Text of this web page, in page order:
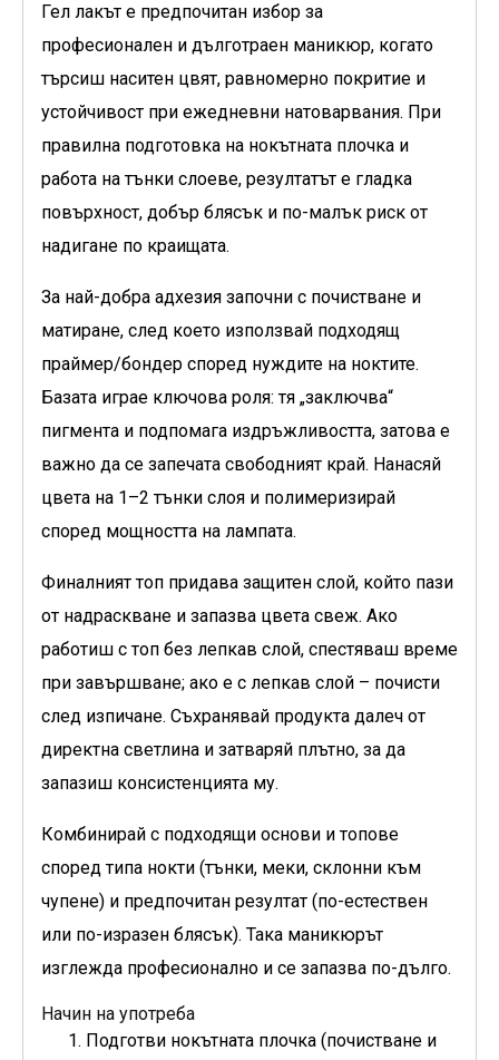
Гел лакът е предпочитан избор за
професионален и дълготраен маникюр, когато
търсиш наситен цвят, равномерно покритие и
устойчивост при ежедневни натоварвания. При
правилна подготовка на нокътната плочка и
работа на тънки слоеве, резултатът е гладка
повърхност, добър блясък и по-малък риск от
надигане по краищата.
За най-добра адхезия започни с почистване и
матиране, след което използвай подходящ
праймер/бондер според нуждите на ноктите.
Базата играе ключова роля: тя „заключва“
пигмента и подпомага издръжливостта, затова е
важно да се запечата свободният край. Нанасяй
цвета на 1–2 тънки слоя и полимеризирай
според мощността на лампата.
Финалният топ придава защитен слой, който пази
от надраскване и запазва цвета свеж. Ако
работиш с топ без лепкав слой, спестяваш време
при завършване; ако е с лепкав слой – почисти
след изпичане. Съхранявай продукта далеч от
директна светлина и затваряй плътно, за да
запазиш консистенцията му.
Комбинирай с подходящи основи и топове
според типа нокти (тънки, меки, склонни към
чупене) и предпочитан резултат (по-естествен
или по-изразен блясък). Така маникюрът
изглежда професионално и се запазва по-дълго.
Начин на употреба
Подготви нокътната плочка (почистване и